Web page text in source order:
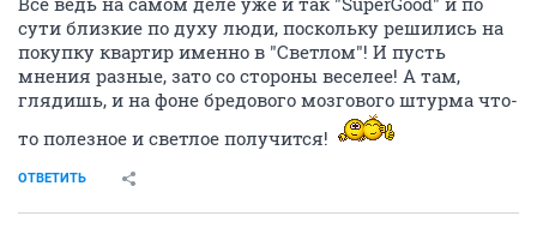
сути близкие по духу люди, поскольку решились на
покупку квартир именно в "Cветлом"! И пусть
мнения разные, зато со стороны веселее! А там,
глядишь, и на фоне бредового мозгового штурма что-
то полезное и светлое получится!
ОТВЕТИТЬ